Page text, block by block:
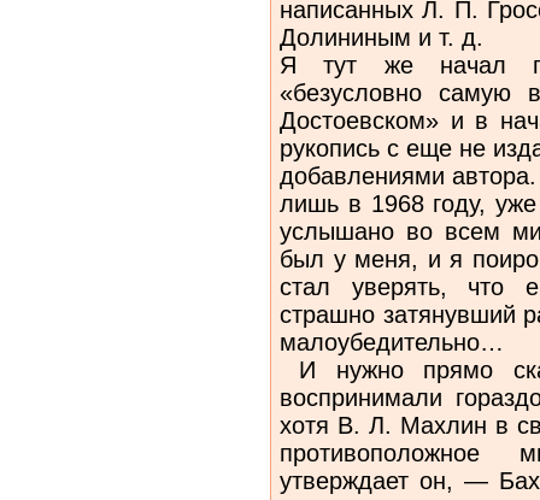
написанных Л. П.
Долининым и т. д.
Я тут же начал
«безусловно самую
Достоевском» и в
рукопись с еще не
добавлениями
лишь в 1968 году,
услышано во всем
был у меня, и я
стал уверять, что
страшно затянувший
малоубедительно…
И нужно прямо
воспринимали
хотя В. Л. Махлин в
утверждает он, —